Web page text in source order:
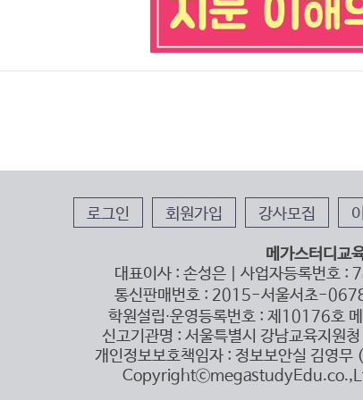
로그인 회원가입 강사모집
메가스터디교
대표이사 : 손성은 | 사업자등록번
통신판매번호 : 2015-서울서초-
학원설립∙운영등록번호 : 제10176호
신고기관명 : 서울특별시 강남교육지원
개인정보보호책임자 : 정보보안실 김영무 (